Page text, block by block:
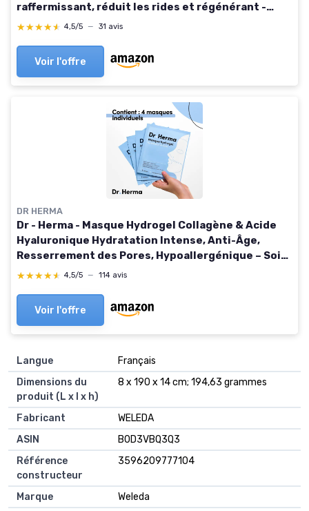
raffermissant, réduit les rides et régénérant -
Gerovital H3 Equilibrium 200 ml
★★★★★
★★★★★ 4,5/5 — 31 avis
Voir l'offre
DR HERMA
Dr - Herma - Masque Hydrogel Collagène & Acide
Hyaluronique Hydratation Intense, Anti-Âge,
Resserrement des Pores, Hypoallergénique – Soin
Coréen Visage Premium pour Tous Types de Peaux
★★★★★
★★★★★ 4,5/5 — 114 avis
Voir l'offre
Langue
Français
Dimensions du
produit (L x l x h)
8 x 190 x 14 cm; 194,63 grammes
Fabricant
WELEDA
ASIN
B0D3VBQ3Q3
Référence
constructeur
3596209777104
Marque Weleda